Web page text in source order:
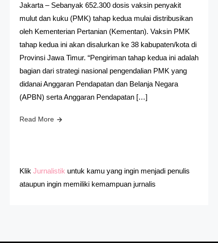
Jakarta – Sebanyak 652.300 dosis vaksin penyakit
mulut dan kuku (PMK) tahap kedua mulai distribusikan
oleh Kementerian Pertanian (Kementan). Vaksin PMK
tahap kedua ini akan disalurkan ke 38 kabupaten/kota di
Provinsi Jawa Timur. “Pengiriman tahap kedua ini adalah
bagian dari strategi nasional pengendalian PMK yang
didanai Anggaran Pendapatan dan Belanja Negara
(APBN) serta Anggaran Pendapatan […]
Read More
Klik Jurnalistik untuk kamu yang ingin menjadi penulis
ataupun ingin memiliki kemampuan jurnalis